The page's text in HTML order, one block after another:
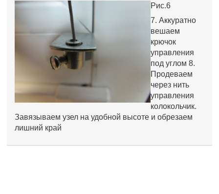
Рис.6
7. Аккуратно
вешаем
крючок
управления
под углом 8.
Продеваем
через нить
управления
колокольчик.
Завязываем узел на удобной высоте и обрезаем
лишний край